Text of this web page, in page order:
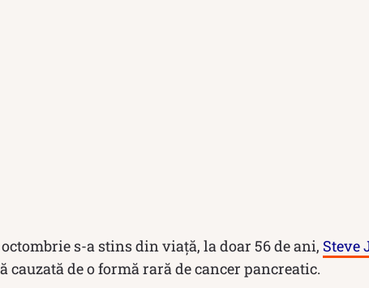
s-a stins din viață, la doar 56 de ani, Steve
cauzată de o formă rară de cancer pancreatic.